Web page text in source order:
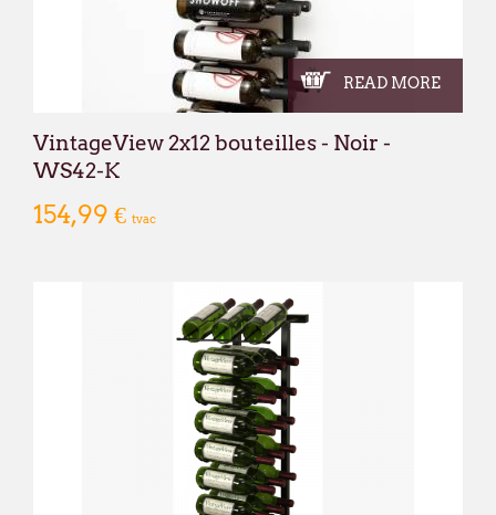
READ MORE
VintageView 2x12 bouteilles - Noir -
WS42-K
154,99 € tvac